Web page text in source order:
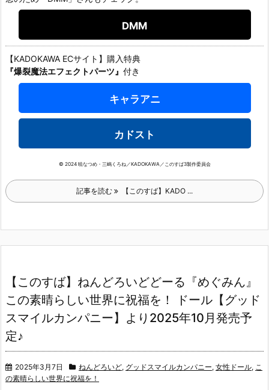
DMM
【KADOKAWA ECサイト】購入特典
『爆裂魔法エフェクトパーツ』 付き
キャラアニ
カドスト
© 2024 暁なつめ・三嶋くろね／KADOKAWA／このすば3製作委員会
記事を読む 【このすば】KADO ...
【このすば】ねんどろいどどーる『めぐみん』
この素晴らしい世界に祝福を！ ドール【グッド
スマイルカンパニー】より2025年10月発売予
定♪
2025年3月7日 ねんどろいど, グッドスマイルカンパニー, 女性ドール, こ
の素晴らしい世界に祝福を！